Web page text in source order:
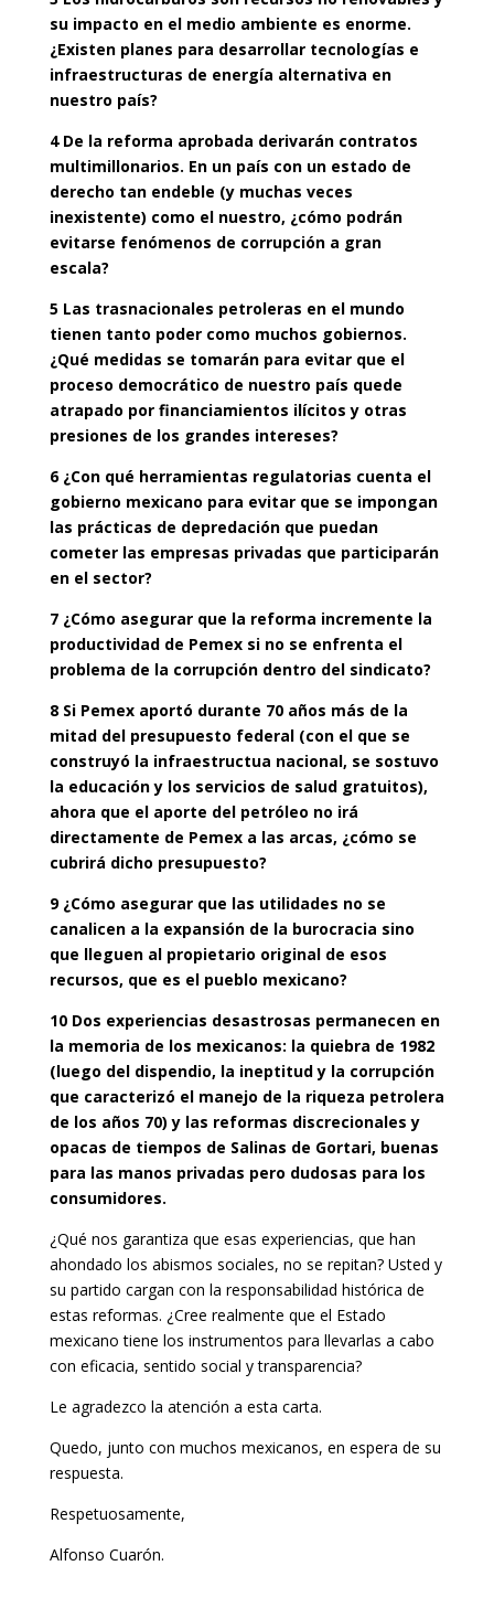
su impacto en el medio ambiente es enorme.
¿Existen planes para desarrollar tecnologías e
infraestructuras de energía alternativa en
nuestro país?
4 De la reforma aprobada derivarán contratos
multimillonarios. En un país con un estado de
derecho tan endeble (y muchas veces
inexistente) como el nuestro, ¿cómo podrán
evitarse fenómenos de corrupción a gran
escala?
5 Las trasnacionales petroleras en el mundo
tienen tanto poder como muchos gobiernos.
¿Qué medidas se tomarán para evitar que el
proceso democrático de nuestro país quede
atrapado por financiamientos ilícitos y otras
presiones de los grandes intereses?
6 ¿Con qué herramientas regulatorias cuenta el
gobierno mexicano para evitar que se impongan
las prácticas de depredación que puedan
cometer las empresas privadas que participarán
en el sector?
7 ¿Cómo asegurar que la reforma incremente la
productividad de Pemex si no se enfrenta el
problema de la corrupción dentro del sindicato?
8 Si Pemex aportó durante 70 años más de la
mitad del presupuesto federal (con el que se
construyó la infraestructua nacional, se sostuvo
la educación y los servicios de salud gratuitos),
ahora que el aporte del petróleo no irá
directamente de Pemex a las arcas, ¿cómo se
cubrirá dicho presupuesto?
9 ¿Cómo asegurar que las utilidades no se
canalicen a la expansión de la burocracia sino
que lleguen al propietario original de esos
recursos, que es el pueblo mexicano?
10 Dos experiencias desastrosas permanecen en
la memoria de los mexicanos: la quiebra de 1982
(luego del dispendio, la ineptitud y la corrupción
que caracterizó el manejo de la riqueza petrolera
de los años 70) y las reformas discrecionales y
opacas de tiempos de Salinas de Gortari, buenas
para las manos privadas pero dudosas para los
consumidores.
¿Qué nos garantiza que esas experiencias, que han
ahondado los abismos sociales, no se repitan? Usted y
su partido cargan con la responsabilidad histórica de
estas reformas. ¿Cree realmente que el Estado
mexicano tiene los instrumentos para llevarlas a cabo
con eficacia, sentido social y transparencia?
Le agradezco la atención a esta carta.
Quedo, junto con muchos mexicanos, en espera de su
respuesta.
Respetuosamente,
Alfonso Cuarón.